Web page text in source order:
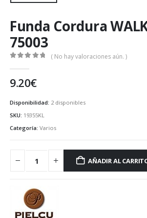
Funda Cordura
75003
( No hay valoraciones aún. )
9.20€
Disponibilidad: 2 disponibles
SKU: 19355KL
Categoría: Varios
AÑADIR AL